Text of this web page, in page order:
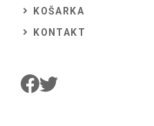
KOŠARKA
KONTAKT